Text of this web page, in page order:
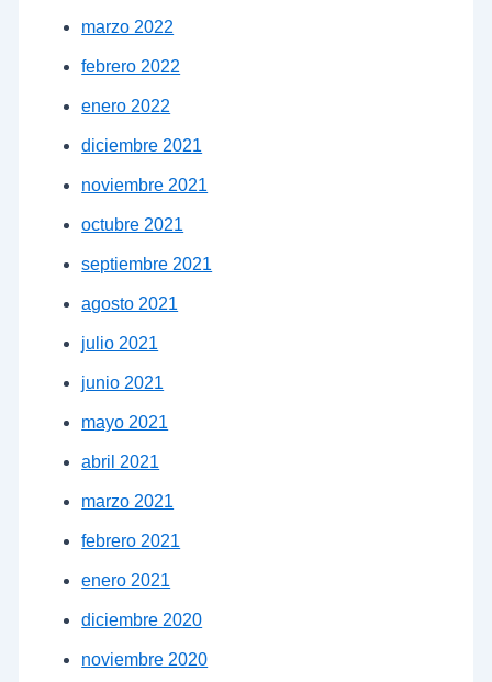
marzo 2022
febrero 2022
enero 2022
diciembre 2021
noviembre 2021
octubre 2021
septiembre 2021
agosto 2021
julio 2021
junio 2021
mayo 2021
abril 2021
marzo 2021
febrero 2021
enero 2021
diciembre 2020
noviembre 2020